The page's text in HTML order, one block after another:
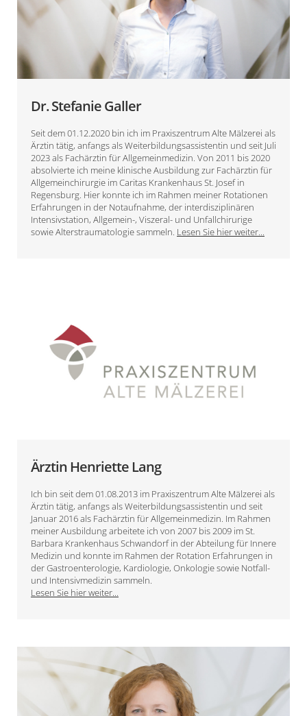
Dr. Stefanie Galler
Seit dem 01.12.2020 bin ich im Praxiszentrum Alte Mälzerei als
Ärztin tätig, anfangs als Weiterbildungsassistentin und seit Juli
2023 als Fachärztin für Allgemeinmedizin. Von 2011 bis 2020
absolvierte ich meine klinische Ausbildung zur Fachärztin für
Allgemeinchirurgie im Caritas Krankenhaus St. Josef in
Regensburg. Hier konnte ich im Rahmen meiner Rotationen
Erfahrungen in der Notaufnahme, der interdisziplinären
Intensivstation, Allgemein-, Viszeral- und Unfallchirurige
sowie Alterstraumatologie sammeln. Lesen Sie hier weiter...
Ärztin Henriette Lang
Ich bin seit dem 01.08.2013 im Praxiszentrum Alte Mälzerei als
Ärztin tätig, anfangs als Weiterbildungsassistentin und seit
Januar 2016 als Fachärztin für Allgemeinmedizin. Im Rahmen
meiner Ausbildung arbeitete ich von 2007 bis 2009 im St.
Barbara Krankenhaus Schwandorf in der Abteilung für Innere
Medizin und konnte im Rahmen der Rotation Erfahrungen in
der Gastroenterologie, Kardiologie, Onkologie sowie Notfall-
und Intensivmedizin sammeln.
Lesen Sie hier weiter...